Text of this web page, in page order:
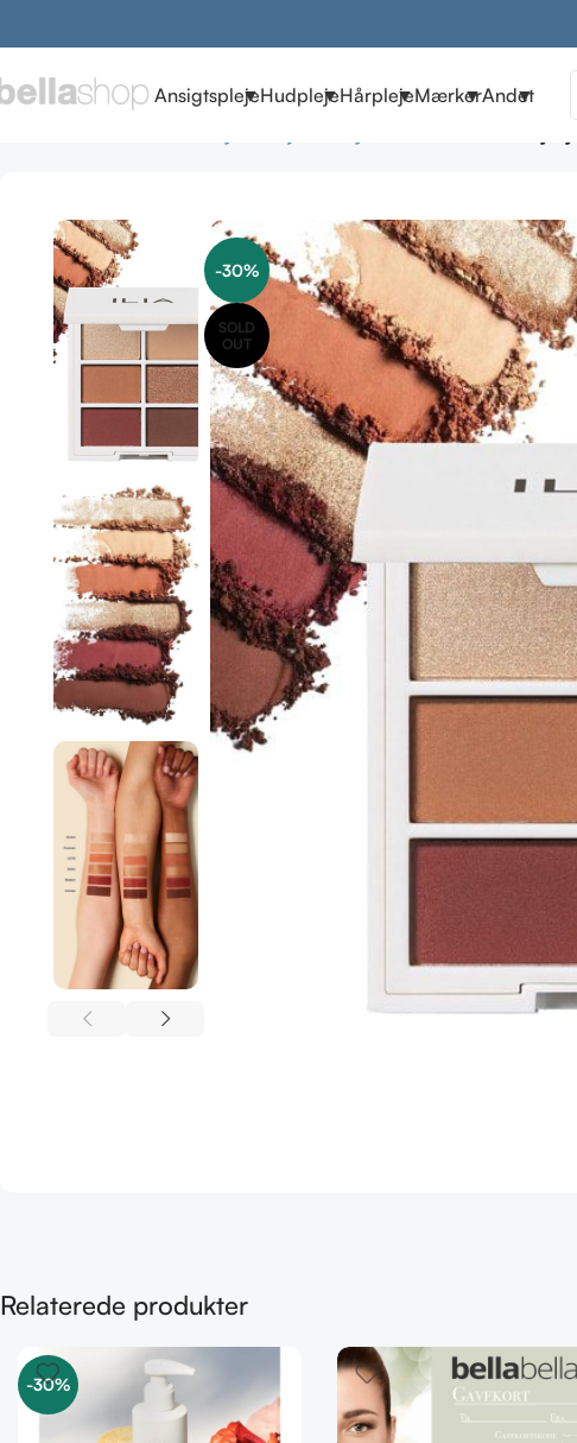
AnsigtsplejeHudplejeHårplejeMærkerAndet
-30%
SOLD
OUT
Relaterede produkter
-30%